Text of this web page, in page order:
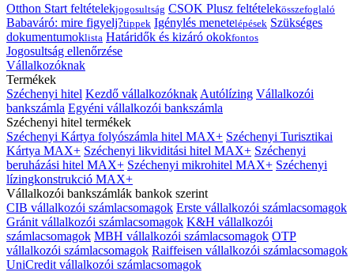
Otthon Start feltételekjogosultság CSOK Plusz feltételekösszefoglaló
Babaváró: mire figyelj?tippek Igénylés menetelépések Szükséges
dokumentumoklista Határidők és kizáró okokfontos
Jogosultság ellenőrzése
Vállalkozóknak
Termékek
Széchenyi hitel Kezdő vállalkozóknak Autólízing Vállalkozói
bankszámla Egyéni vállalkozói bankszámla
Széchenyi hitel termékek
Széchenyi Kártya folyószámla hitel MAX+ Széchenyi Turisztikai
Kártya MAX+ Széchenyi likviditási hitel MAX+ Széchenyi
beruházási hitel MAX+ Széchenyi mikrohitel MAX+ Széchenyi
lízingkonstrukció MAX+
Vállalkozói bankszámlák bankok szerint
CIB vállalkozói számlacsomagok Erste vállalkozói számlacsomagok
Gránit vállalkozói számlacsomagok K&H vállalkozói
számlacsomagok MBH vállalkozói számlacsomagok OTP
vállalkozói számlacsomagok Raiffeisen vállalkozói számlacsomagok
UniCredit vállalkozói számlacsomagok